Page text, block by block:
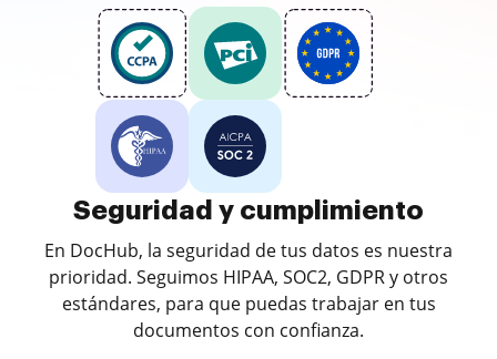
Seguridad y cumplimiento
En DocHub, la seguridad de tus datos es nuestra
prioridad. Seguimos HIPAA, SOC2, GDPR y otros
estándares, para que puedas trabajar en tus
documentos con confianza.